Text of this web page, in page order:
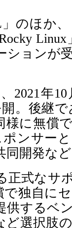
のほか
Linux
ションが
2021年10
。後継
に無償
ンサー
同開発な
正式なサ
で独自に
供するベ
ど選択肢